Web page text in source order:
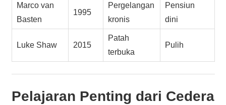
Marco van
Basten
1995
Pergelangan
kronis
Pensiun
dini
Luke Shaw 2015
Patah
terbuka
Pulih
Pelajaran Penting dari Cedera